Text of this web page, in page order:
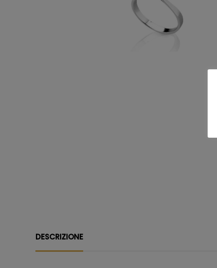
DESCRIZIONE